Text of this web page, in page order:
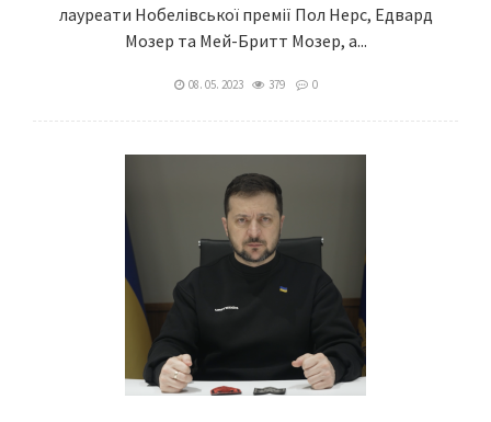
лауреати Нобелівської премії Пол Нерс, Едвард
Мозер та Мей-Бритт Мозер, а...
08. 05. 2023 379 0